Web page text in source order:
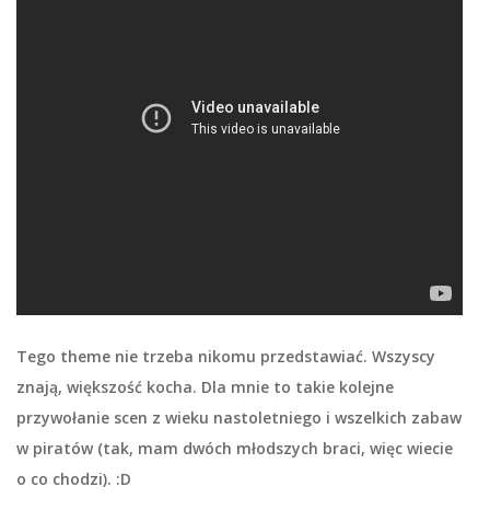
Tego theme nie trzeba nikomu przedstawiać. Wszyscy
znają, większość kocha. Dla mnie to takie kolejne
przywołanie scen z wieku nastoletniego i wszelkich zabaw
w piratów (tak, mam dwóch młodszych braci, więc wiecie
o co chodzi). :D